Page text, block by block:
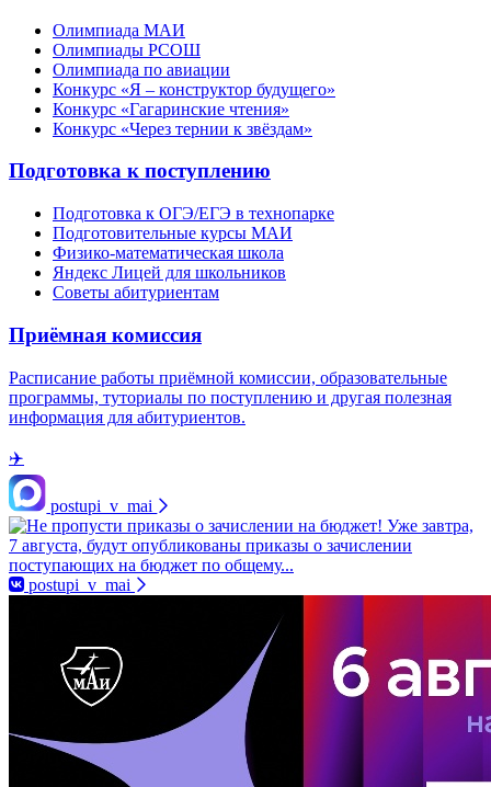
Олимпиада МАИ
Олимпиады РСОШ
Олимпиада по авиации
Конкурс «Я – конструктор будущего»
Конкурс «Гагаринские чтения»
Конкурс «Через тернии к звёздам»
Подготовка к поступлению
Подготовка к ОГЭ/ЕГЭ в технопарке
Подготовительные курсы МАИ
Физико-математическая школа
Яндекс Лицей для школьников
Советы абитуриентам
Приёмная комиссия
Расписание работы приёмной комиссии, образовательные
программы, туториалы по поступлению и другая полезная
информация для абитуриентов.
✈️
postupi_v_mai
postupi_v_mai